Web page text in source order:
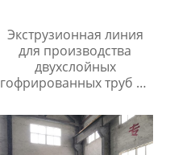
Экструзионная линия
для производства
двухслойных
гофрированных труб из